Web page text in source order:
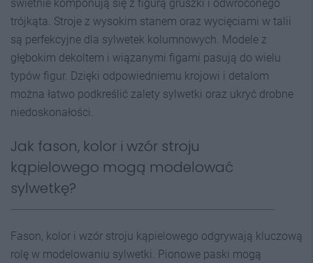
świetnie komponują się z figurą gruszki i odwróconego
trójkąta. Stroje z wysokim stanem oraz wycięciami w talii
są perfekcyjne dla sylwetek kolumnowych. Modele z
głębokim dekoltem i wiązanymi figami pasują do wielu
typów figur. Dzięki odpowiedniemu krojowi i detalom
można łatwo podkreślić zalety sylwetki oraz ukryć drobne
niedoskonałości.
Jak fason, kolor i wzór stroju
kąpielowego mogą modelować
sylwetkę?
Fason, kolor i wzór stroju kąpielowego odgrywają kluczową
rolę w modelowaniu sylwetki. Pionowe paski mogą